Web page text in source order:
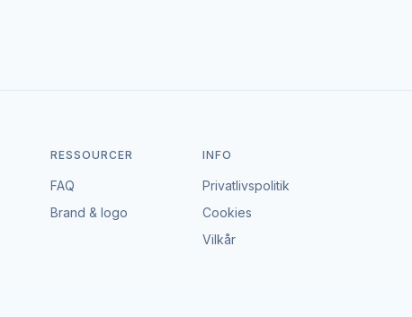
RESSOURCER
FAQ
Brand & logo
INFO
Privatlivspolitik
Cookies
Vilkår